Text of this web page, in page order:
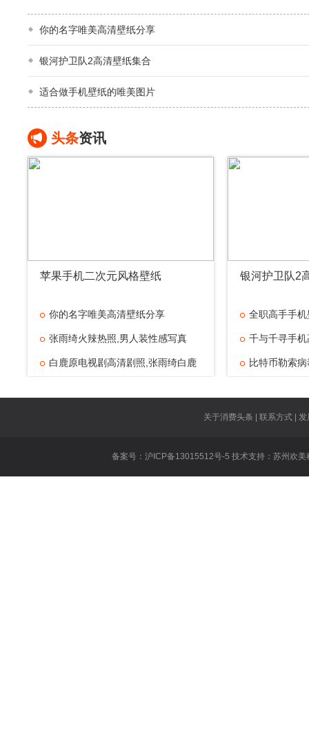
你的名字唯美高清壁纸分享
银河护卫队2高清壁纸集合
适合做手机壁纸的唯美图片
头条资讯
苹果手机二次元风格壁纸
你的名字唯美高清壁纸分享
张雨绮火辣热照,男人装性感写真
白鹿原电视剧高清剧照,张雨绮白鹿
银河护卫队2
全职高手手机
千与千寻手
比特币勒索
郑爽漫画腿
作春风十里不
关于消费头条 | 联系方式 |
备案号：沪ICP备13015512号-5 技术支持： 苏州欢美